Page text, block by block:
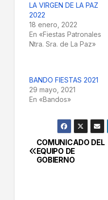
LA VIRGEN DE LA PAZ
2022
18 enero, 2022
En «Fiestas Patronales
Ntra. Sra. de La Paz»
BANDO FIESTAS 2021
29 mayo, 2021
En «Bandos»
Navegación
de
COMUNICADO DEL
EQUIPO DE
GOBIERNO